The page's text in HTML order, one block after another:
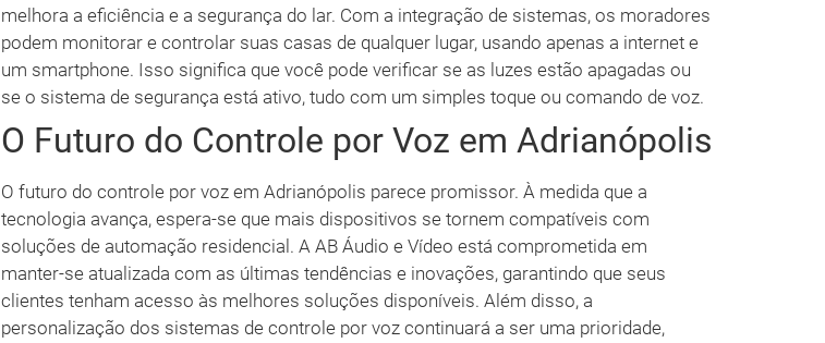
melhora a eficiência e a segurança do lar. Com a integração de sistemas, os moradores
podem monitorar e controlar suas casas de qualquer lugar, usando apenas a internet e
um smartphone. Isso significa que você pode verificar se as luzes estão apagadas ou
se o sistema de segurança está ativo, tudo com um simples toque ou comando de voz.
O Futuro do Controle por Voz em Adrianópolis
O futuro do controle por voz em Adrianópolis parece promissor. À medida que a
tecnologia avança, espera-se que mais dispositivos se tornem compatíveis com
soluções de automação residencial. A AB Áudio e Vídeo está comprometida em
manter-se atualizada com as últimas tendências e inovações, garantindo que seus
clientes tenham acesso às melhores soluções disponíveis. Além disso, a
personalização dos sistemas de controle por voz continuará a ser uma prioridade,